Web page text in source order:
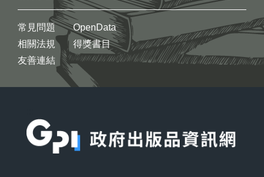
常見問題
相關法規
友善連結
OpenData
得獎書目